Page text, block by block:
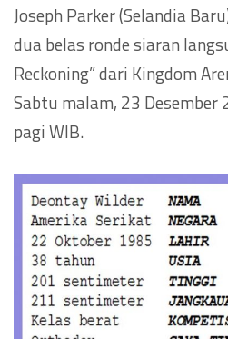
Joseph Parker (Selandia
dua belas ronde siaran
Reckoning” dari Kingdom
Sabtu malam, 23
pagi WIB.